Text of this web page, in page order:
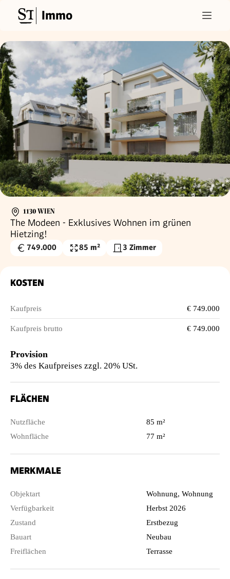
Immo
1130 WIEN
The Modeen - Exklusives Wohnen im grünen
Hietzing!
Kaufpreis
749.000
Nutzfläche
85 m² 3 Zimmer
KOSTEN
Kaufpreis € 749.000
Kaufpreis brutto € 749.000
Provision
3% des Kaufpreises zzgl. 20% USt.
FLÄCHEN
Nutzfläche
85 m²
Wohnfläche
77 m²
MERKMALE
Objektart
Wohnung, Wohnung
Verfügbarkeit
Herbst 2026
Zustand
Erstbezug
Bauart
Neubau
Freiflächen
Terrasse